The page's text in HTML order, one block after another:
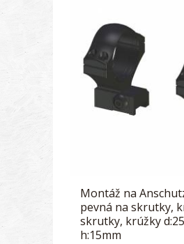
Montáž na
pevná na skrutky,
skrutky, krúžky
h:15mm